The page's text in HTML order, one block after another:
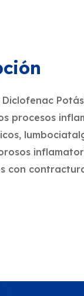
Diclofenac
procesos
con